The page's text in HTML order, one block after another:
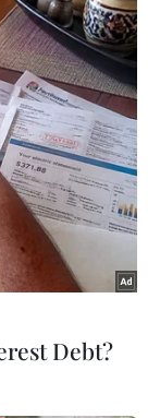
Debt?